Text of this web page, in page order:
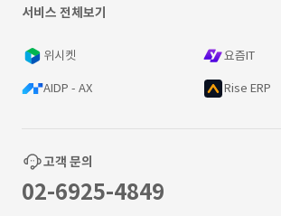
서비스 전체보기
위시켓 요즘IT
AIDP - AX Rise ERP
고객 문의
02-6925-4849